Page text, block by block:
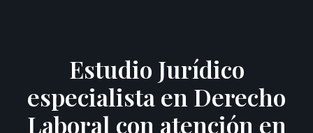
Estudio Jurídico
especialista en Derecho
Laboral con atención en